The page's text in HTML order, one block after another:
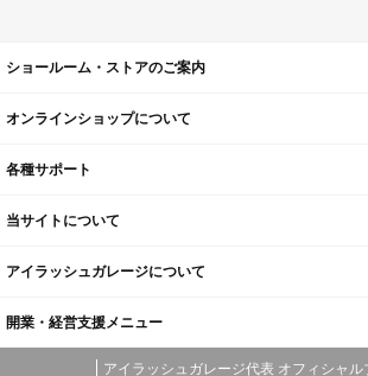
ショールーム・ストアのご案内
オンラインショップについて
各種サポート
当サイトについて
アイラッシュガレージについて
開業・経営支援メニュー
アイラッシュガレージ代表 オフィシャル